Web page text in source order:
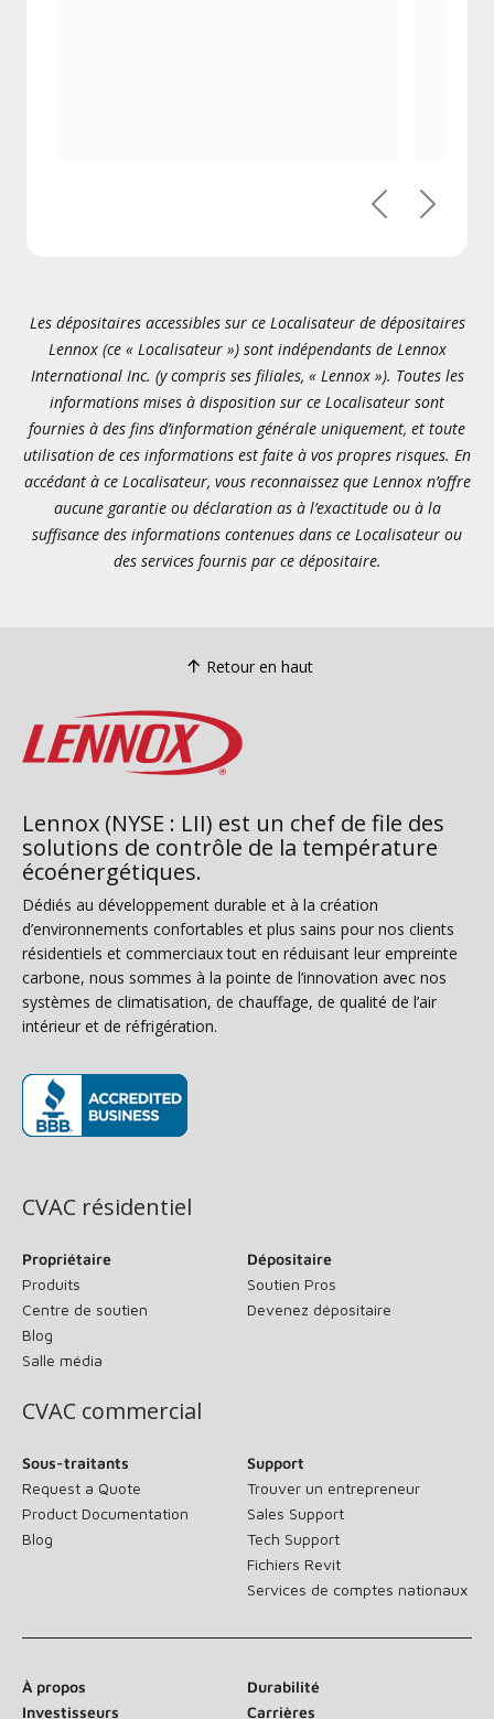
PrécédentSuivant
Les dépositaires accessibles sur ce Localisateur de dépositaires
Lennox (ce « Localisateur ») sont indépendants de Lennox
International Inc. (y compris ses filiales, « Lennox »). Toutes les
informations mises à disposition sur ce Localisateur sont
fournies à des fins d’information générale uniquement, et toute
utilisation de ces informations est faite à vos propres risques. En
accédant à ce Localisateur, vous reconnaissez que Lennox n’offre
aucune garantie ou déclaration as à l’exactitude ou à la
suffisance des informations contenues dans ce Localisateur ou
des services fournis par ce dépositaire.
Retour en haut
Lennox (NYSE : LII) est un chef de file des
solutions de contrôle de la température
écoénergétiques.
Dédiés au développement durable et à la création
d’environnements confortables et plus sains pour nos clients
résidentiels et commerciaux tout en réduisant leur empreinte
carbone, nous sommes à la pointe de l’innovation avec nos
systèmes de climatisation, de chauffage, de qualité de l’air
intérieur et de réfrigération.
CVAC résidentiel
Propriétaire
Produits
Centre de soutien
Blog
Salle média
Dépositaire
Soutien Pros
Devenez dépositaire
CVAC commercial
Sous-traitants
Request a Quote
Product Documentation
Blog
Support
Trouver un entrepreneur
Sales Support
Tech Support
Fichiers Revit
Services de comptes nationaux
À propos
Durabilité
Investisseurs
Carrières